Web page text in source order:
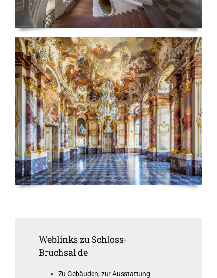
Weblinks zu Schloss-
Bruchsal.de
Zu Gebäuden, zur Ausstattung